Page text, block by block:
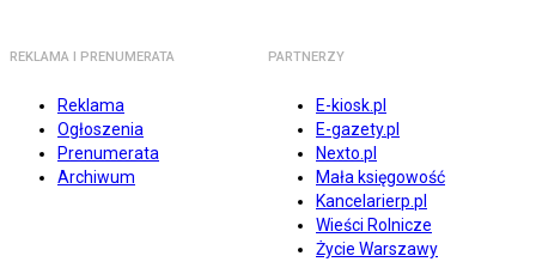
REKLAMA I PRENUMERATA
Reklama
Ogłoszenia
Prenumerata
Archiwum
PARTNERZY
E-kiosk.pl
E-gazety.pl
Nexto.pl
Mała księgowość
Kancelarierp.pl
Wieści Rolnicze
Życie Warszawy